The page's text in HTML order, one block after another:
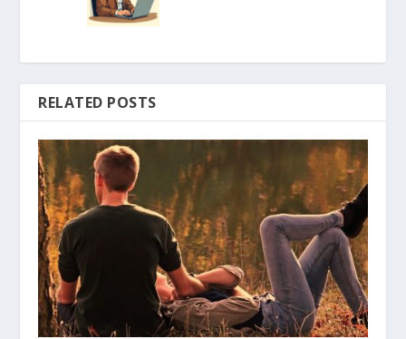
RELATED POSTS